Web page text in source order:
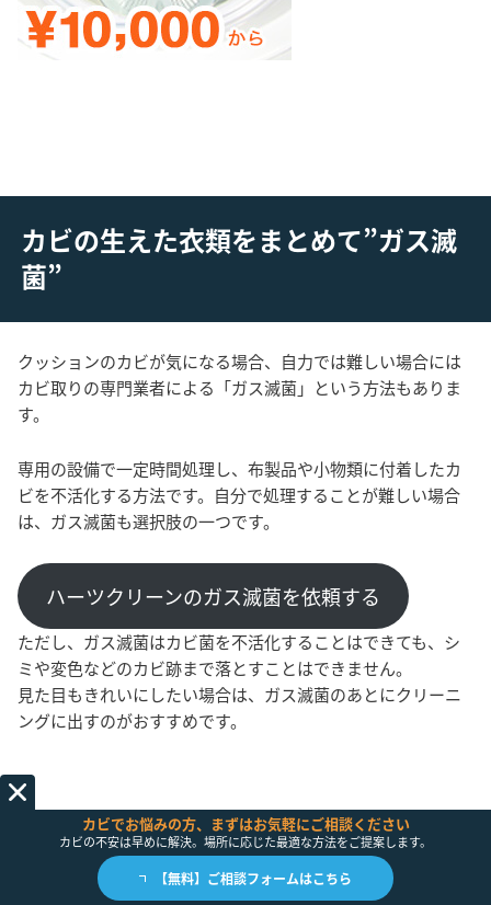
カビの生えた衣類をまとめて”ガス滅
菌”
クッションのカビが気になる場合、自力では難しい場合には
カビ取りの専門業者による「ガス滅菌」という方法もありま
す。
専用の設備で一定時間処理し、布製品や小物類に付着したカ
ビを不活化する方法です。自分で処理することが難しい場合
は、ガス滅菌も選択肢の一つです。
ハーツクリーンのガス滅菌を依頼する
ただし、ガス滅菌はカビ菌を不活化することはできても、シ
ミや変色などのカビ跡まで落とすことはできません。
見た目もきれいにしたい場合は、ガス滅菌のあとにクリーニ
ングに出すのがおすすめです。
カビでお悩みの方、まずはお気軽にご相談ください
カビの不安は早めに解決。場所に応じた最適な方法をご提案します。
【無料】ご相談フォームはこちら